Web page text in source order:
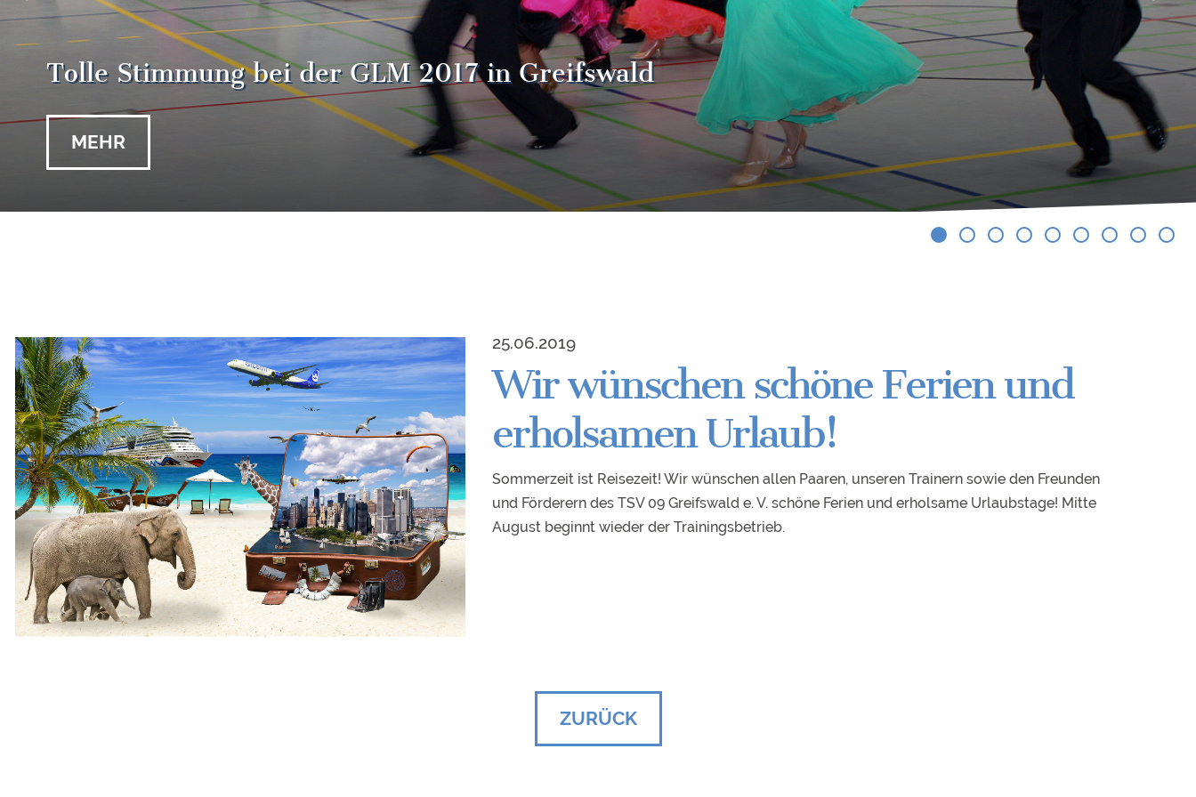
Tolle Stimmung bei der GLM 2017 in Greifswald
MEHR
25.06.2019
Wir wünschen schöne Ferien und
erholsamen Urlaub!
Sommerzeit ist Reisezeit! Wir wünschen allen Paaren, unseren Trainern sowie den Freunden
und Förderern des TSV 09 Greifswald e. V. schöne Ferien und erholsame Urlaubstage! Mitte
August beginnt wieder der Trainingsbetrieb.
ZURÜCK